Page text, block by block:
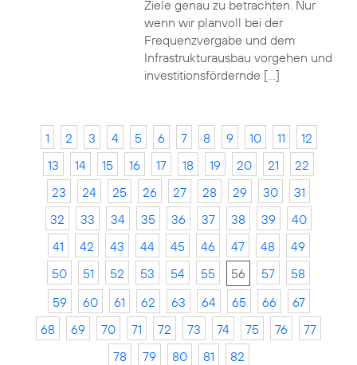
Ziele genau zu betrachten. Nur
wenn wir planvoll bei der
Frequenzvergabe und dem
Infrastrukturausbau vorgehen und
investitionsfördernde […]
1 2 3 4 5 6 7 8 9 10 11
12
13
14 15 16 17 18 19 20 21
22
23
24 25 26 27 28 29 30
31
32
33 34 35 36 37 38 39
40
41
42 43 44 45 46 47 48
49
50
51 52 53 54 55 56 57
58
59
60 61 62 63 64 65 66
67
68
69 70 71 72 73 74 75 76
77
78
79 80 81 82